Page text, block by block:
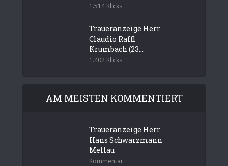
1.514 Klicks
Traueranzeige Herr
Claudio Raffl
Krumbach (23...
1.402 Klicks
AM MEISTEN KOMMENTIERT
Traueranzeige Herr
Hans Schwarzmann
Mellau
Kommentar